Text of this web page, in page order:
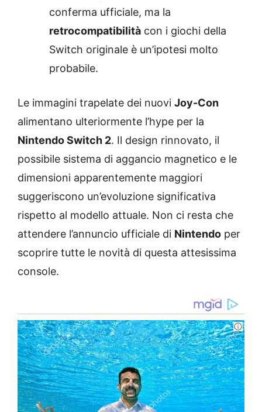
conferma ufficiale, ma la
retrocompatibilità con i giochi della
Switch originale è un’ipotesi molto
probabile.
Le immagini trapelate dei nuovi Joy-Con
alimentano ulteriormente l’hype per la
Nintendo Switch 2. Il design rinnovato, il
possibile sistema di aggancio magnetico e le
dimensioni apparentemente maggiori
suggeriscono un’evoluzione significativa
rispetto al modello attuale. Non ci resta che
attendere l’annuncio ufficiale di Nintendo per
scoprire tutte le novità di questa attesissima
console.